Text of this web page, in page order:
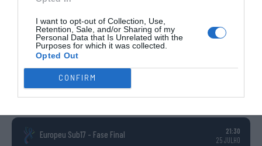
I want to opt-out of Collection, Use,
Retention, Sale, and/or Sharing of my
Personal Data that Is Unrelated with the
Purposes for which it was collected.
Opted Out
CONFIRM
CHAMPIONS
CHAMPIONS
MEN
ESPANHA
INGLATERRA
Europeu Sub17 - Fase Final
21:30
25 JULHO